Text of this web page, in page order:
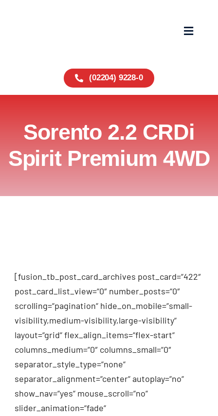
Toggle
Home
Fahrzeuge
Service
Über uns
(02204) 9228-0
Sorento 2.2 CRDi
Spirit Premium 4WD
[fusion_tb_post_card_archives post_card=“422″
post_card_list_view=“0″ number_posts=“0″
scrolling=“pagination“ hide_on_mobile=“small-
visibility,medium-visibility,large-visibility“
layout=“grid“ flex_align_items=“flex-start“
columns_medium=“0″ columns_small=“0″
separator_style_type=“none“
separator_alignment=“center“ autoplay=“no“
show_nav=“yes“ mouse_scroll=“no“
slider_animation=“fade“